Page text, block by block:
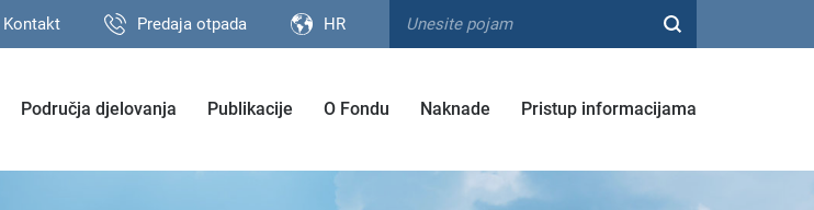
Kontakt Predaja otpada HR
Područja djelovanja Publikacije O Fondu Naknade Pristup informacijama